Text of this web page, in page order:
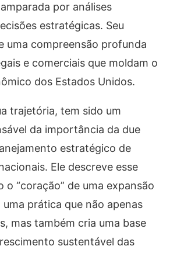
por análises
estratégicas. Seu
uma compreensão profunda
e comerciais que moldam o
dos Estados Unidos.
trajetória, tem sido um
da importância da due
estratégico de
Ele descreve esse
o “coração” de uma expansão
prática que não apenas
mas também cria uma base
sustentável das